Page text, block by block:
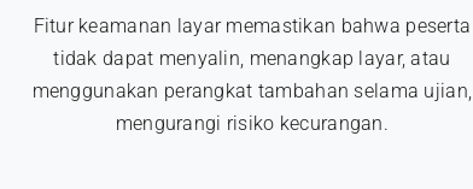
Fitur keamanan layar memastikan bahwa peserta
tidak dapat menyalin, menangkap layar, atau
menggunakan perangkat tambahan selama ujian,
mengurangi risiko kecurangan.